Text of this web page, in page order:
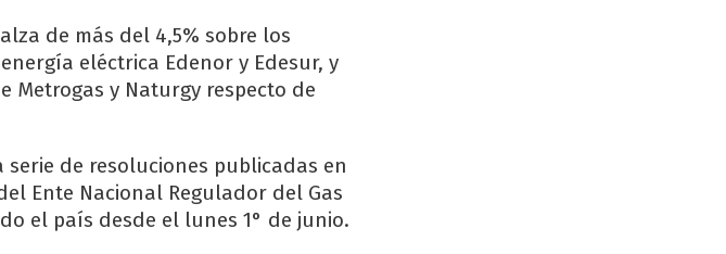
de más del 4,5% sobre los
eléctrica Edenor y Edesur, y
Metrogas y Naturgy respecto de
de resoluciones publicadas en
Ente Nacional Regulador del Gas
el país desde el lunes 1° de junio.